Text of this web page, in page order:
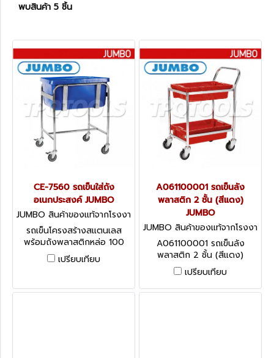
พบสินค้า 5 ชิ้น
CE-7560 รถเข็นใส่ถัง
อเนกประสงค์ JUMBO
JUMBO สินค้าของแท้จากโรงงา
นผู้ผลิต CE-7560
รถเข็นโครงสร้างสแตนเลส
พร้อมถังพลาสติกหล่อ 100
ลิตร ล้อยาง TPR ล้อเกลียว
ติดเบรก 2 ล้อ
เปรียบเทียบ
A061100001 รถเข็นลัง
พลาสติก 2 ชั้น (สีแดง)
JUMBO
JUMBO สินค้าของแท้จากโรงงา
นผู้ผลิต A061100001
A061100001 รถเข็นลัง
พลาสติก 2 ชั้น (สีแดง)
JUMBO
เปรียบเทียบ